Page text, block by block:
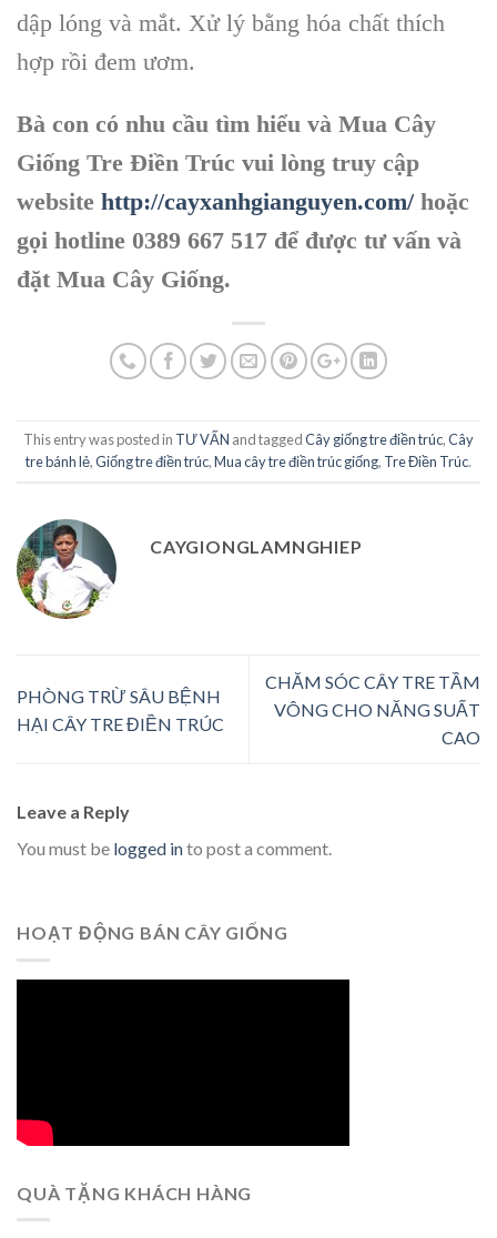
dập lóng và mắt. Xử lý bằng hóa chất thích
hợp rồi đem ươm.
Bà con có nhu cầu tìm hiểu và Mua Cây
Giống Tre Điền Trúc vui lòng truy cập
website http://cayxanhgianguyen.com/hoặc
gọi hotline 0389 667 517 để được tư vấn và
đặt Mua Cây Giống.
This entry was posted in TƯ VẤN and taggedCây giống tre điền trúc,Cây
tre bánh lẻ,Giống tre điền trúc,Mua cây tre điền trúc giống, Tre Điền Trúc.
CAYGIONGLAMNGHIEP
PHÒNG TRỪ SÂU BỆNH
HẠI CÂY TRE ĐIỀN TRÚC
CHĂM SÓC CÂY TRE TẦM
VÔNG CHO NĂNG SUẤT
CAO
Leave a Reply
You must be logged into post a comment.
HOẠT ĐỘNG BÁN CÂY GIỐNG
QUÀ TẶNG KHÁCH HÀNG